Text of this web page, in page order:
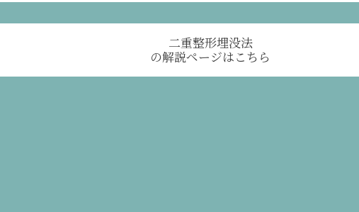
二重整形埋没法
の解説ページはこちら